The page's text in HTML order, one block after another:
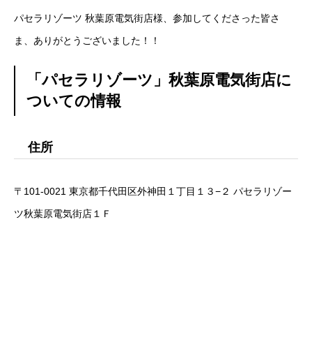
パセラリゾーツ 秋葉原電気街店様、参加してくださった皆さ
ま、ありがとうございました！！
「パセラリゾーツ」秋葉原電気街店に
ついての情報
住所
〒101-0021 東京都千代田区外神田１丁目１３−２ パセラリゾー
ツ秋葉原電気街店１Ｆ